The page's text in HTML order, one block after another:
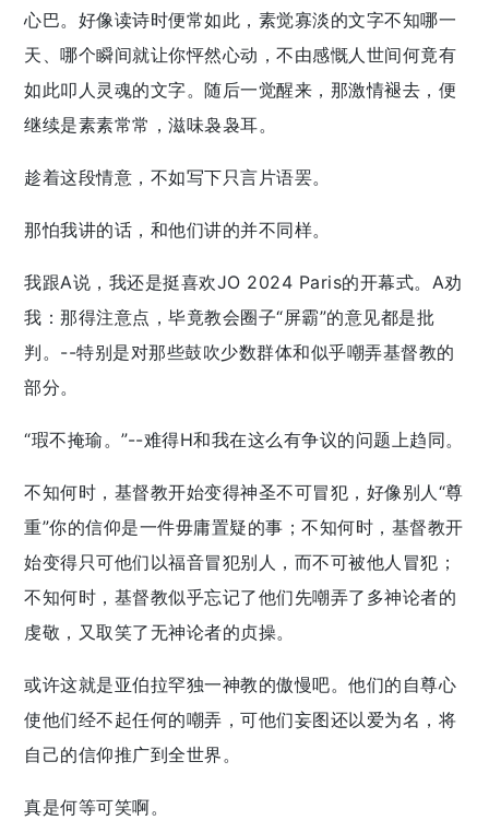
心巴。好像读诗时便常如此，素觉寡淡的文字不知哪一
天、哪个瞬间就让你怦然心动，不由感慨人世间何竟有
如此叩人灵魂的文字。随后一觉醒来，那激情褪去，便
继续是素素常常，滋味袅袅耳。
趁着这段情意，不如写下只言片语罢。
那怕我讲的话，和他们讲的并不同样。
我跟A说，我还是挺喜欢JO 2024 Paris的开幕式。A劝
我：那得注意点，毕竟教会圈子“屏霸”的意见都是批
判。--特别是对那些鼓吹少数群体和似乎嘲弄基督教的
部分。
“瑕不掩瑜。”--难得H和我在这么有争议的问题上趋同。
不知何时，基督教开始变得神圣不可冒犯，好像别人“尊
重”你的信仰是一件毋庸置疑的事；不知何时，基督教开
始变得只可他们以福音冒犯别人，而不可被他人冒犯；
不知何时，基督教似乎忘记了他们先嘲弄了多神论者的
虔敬，又取笑了无神论者的贞操。
或许这就是亚伯拉罕独一神教的傲慢吧。他们的自尊心
使他们经不起任何的嘲弄，可他们妄图还以爱为名，将
自己的信仰推广到全世界。
真是何等可笑啊。